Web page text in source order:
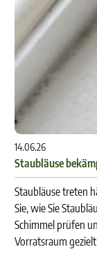
14.06.26
Staubläuse
Staubläuse treten
Sie, wie Sie
Schimmel prüfen
Vorratsraum